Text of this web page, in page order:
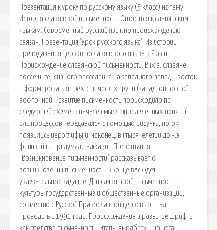
Презентация к уроку по русскому языку (5 класс) на тему:
История славянской письменности Относится к славянским
языкам. Современный русский язык по происхождению
связан. Презентация 'Урок русского языка'. Из истории
преподавания церковнославянского языка в России.
Происхождение славянской письменности. В ix в. славяне
после интенсивного расселения на запад, юго-запад и восток
и формирования трех этнических групп (западной, южной и
вос-точной. Развитие письменности происходило по
следующей схеме: в начале смысл определенных понятий
или процессов передавался с помощью рисунка, потом
появились иероглифы и, наконец, в i тысячелетии до н.э.
финикийцы придумали алфавит. Презентация
"Возникновение письменности" рассказывает о
возникновении письменности. В конце вас ждет
увлекательное задание. Дни славянской письменности и
культуры государственные и общественные организации,
совместно с Русской Православной церковью, стали
проводить с 1991 года. Происхождение и развитие шрифта
как средства письменности. Этапы выработки шрифта,